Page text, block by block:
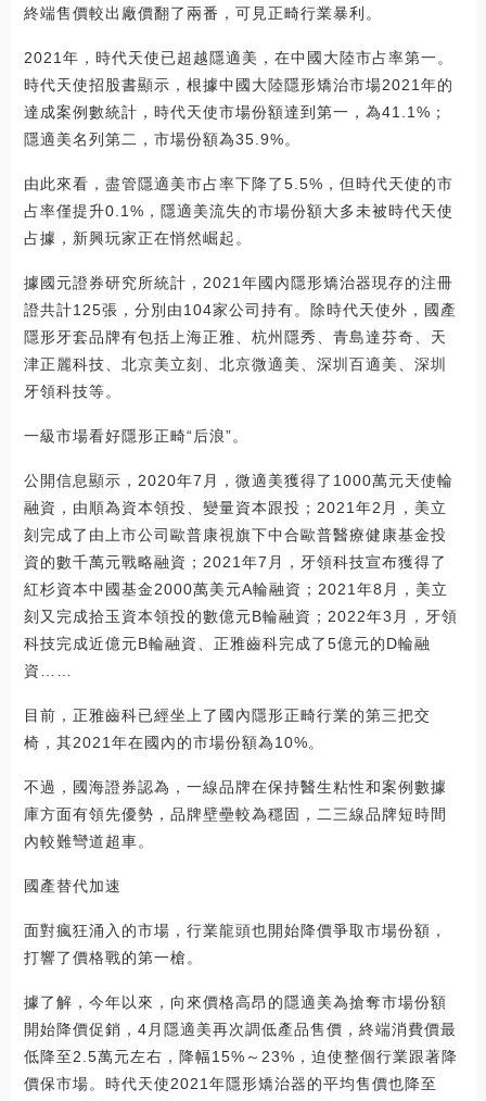
終端售價較出廠價翻了兩番，可見正畸行業暴利。
2021年，時代天使已超越隱適美，在中國大陸市占率第一。
時代天使招股書顯示，根據中國大陸隱形矯治市場2021年的
達成案例數統計，時代天使市場份額達到第一，為41.1%；
隱適美名列第二，市場份額為35.9%。
由此來看，盡管隱適美市占率下降了5.5%，但時代天使的市
占率僅提升0.1%，隱適美流失的市場份額大多未被時代天使
占據，新興玩家正在悄然崛起。
據國元證券研究所統計，2021年國內隱形矯治器現存的注冊
證共計125張，分別由104家公司持有。除時代天使外，國產
隱形牙套品牌有包括上海正雅、杭州隱秀、青島達芬奇、天
津正麗科技、北京美立刻、北京微適美、深圳百適美、深圳
牙領科技等。
一級市場看好隱形正畸“后浪”。
公開信息顯示，2020年7月，微適美獲得了1000萬元天使輪
融資，由順為資本領投、變量資本跟投；2021年2月，美立
刻完成了由上市公司歐普康視旗下中合歐普醫療健康基金投
資的數千萬元戰略融資；2021年7月，牙領科技宣布獲得了
紅杉資本中國基金2000萬美元A輪融資；2021年8月，美立
刻又完成拾玉資本領投的數億元B輪融資；2022年3月，牙領
科技完成近億元B輪融資、正雅齒科完成了5億元的D輪融
資……
目前，正雅齒科已經坐上了國內隱形正畸行業的第三把交
椅，其2021年在國內的市場份額為10%。
不過，國海證券認為，一線品牌在保持醫生粘性和案例數據
庫方面有領先優勢，品牌壁壘較為穩固，二三線品牌短時間
內較難彎道超車。
國產替代加速
面對瘋狂涌入的市場，行業龍頭也開始降價爭取市場份額，
打響了價格戰的第一槍。
據了解，今年以來，向來價格高昂的隱適美為搶奪市場份額
開始降價促銷，4月隱適美再次調低產品售價，終端消費價最
低降至2.5萬元左右，降幅15%～23%，迫使整個行業跟著降
價保市場。時代天使2021年隱形矯治器的平均售價也降至